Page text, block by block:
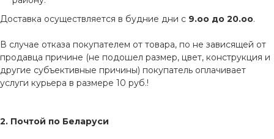
Доставка осуществляется в будние дни с 9.оо до 20.оо.
В случае отказа покупателем от товара, по не зависящей от
продавца причине (не подошел размер, цвет, конструкция и
другие субъективные причины) покупатель оплачивает
услуги курьера в размере 10 руб.!
2. Почтой по Беларуси